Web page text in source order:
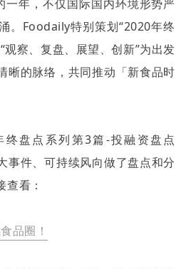
一年，不仅国际国内环境形势严
。 Foodaily特别策划“2020年终
“观察、复盘、展望、创新”为出发
晰的脉络，共同推动「新食品时
终盘点系列第3篇-投融资盘点
事件、可持续风向做了盘点和分
看：
品圈！